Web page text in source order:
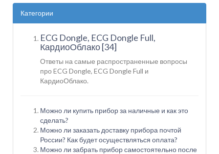
Категории
ECG Dongle, ECG Dongle Full,
КардиоОблако [34]
Ответы на самые распространенные вопросы
про ECG Dongle, ECG Dongle Full и
КардиоОблако.
Можно ли купить прибор за наличные и как это
сделать?
Можно ли заказать доставку прибора почтой
России? Как будет осуществляться оплата?
Можно ли забрать прибор самостоятельно после